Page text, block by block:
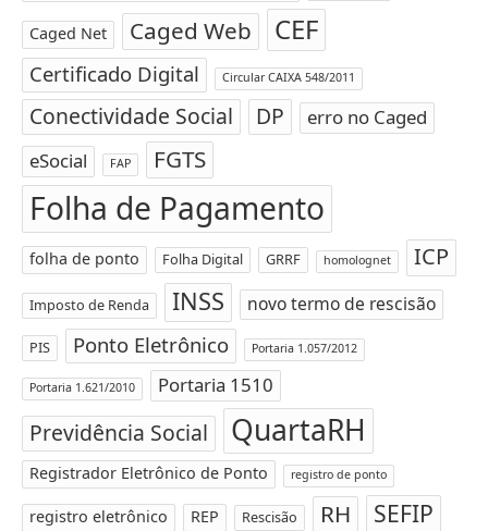
Caged Net Caged Web CEF
Certificado Digital Circular CAIXA 548/2011
Conectividade Social DP
erro no Caged
eSocial
FAP FGTS
Folha de Pagamento
folha de ponto Folha Digital GRRF homolognet ICP
Imposto de Renda INSS novo termo de rescisão
PIS Ponto Eletrônico Portaria 1.057/2012
Portaria 1.621/2010 Portaria 1510
Previdência Social QuartaRH
Registrador Eletrônico de Ponto registro de ponto
registro eletrônico REP Rescisão RH SEFIP